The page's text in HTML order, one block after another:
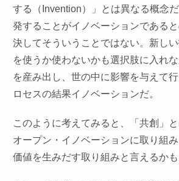
する（Invention）」とは異なる概念
発することがイノベーションであると
決してそういうことではない。新し
を使うか使わないかも選択肢に入れ
を産み出し、世の中に影響を与えて
ロセスの結果イノベーションだ。
このように考えてみると、「共創」
オープン・イノベーションに取り組
価値を生みだす取り組みと言えるかも